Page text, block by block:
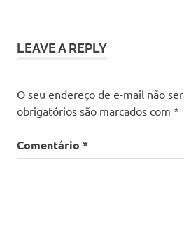
LEAVE A REPLY
O seu endereço de e-mail não
obrigatórios são marcados com *
Comentário *